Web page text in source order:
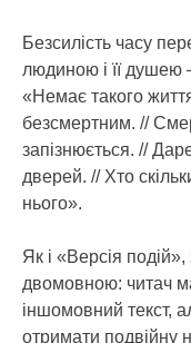
Безсилість часу
людиною і її душею
«Немає такого
безсмертним. //
запізнюється. //
дверей. // Хто
нього».
Як і «Версія
двомовною: читач
іншомовний текст,
отримати подвійну